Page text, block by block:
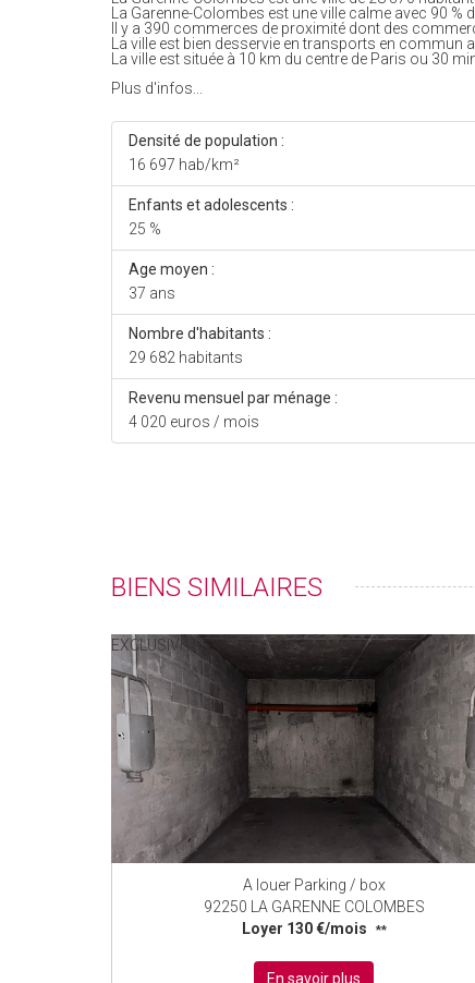
La Garenne-Colombes est une ville calme avec 90 %
Il y a 390 commerces de proximité dont des
La ville est bien desservie en transports en commun
La ville est située à 10 km du centre de Paris ou 30
Plus d'infos...
Densité de population :
16 697 hab/km²
Enfants et adolescents :
25 %
Age moyen :
37 ans
Nombre d'habitants :
29 682 habitants
Revenu mensuel par ménage :
4 020 euros / mois
BIENS SIMILAIRES
EXCLUSIVITÉ
A louer Parking / box
92250 LA GARENNE COLOMBES
Loyer 130 €/mois
**
En savoir plus